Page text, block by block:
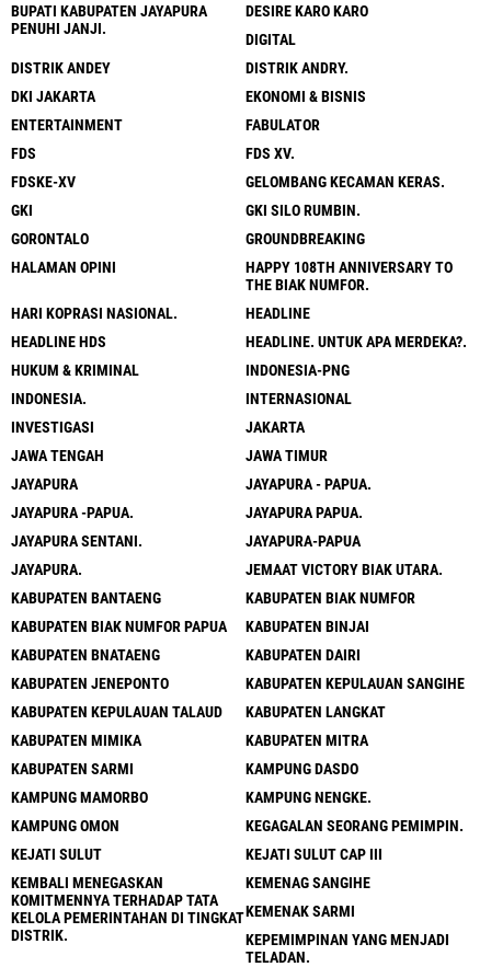
BUPATI KABUPATEN JAYAPURA
PENUHI JANJI.
DESIRE KARO KARO
DIGITAL
DISTRIK ANDEY
DISTRIK ANDRY.
DKI JAKARTA
EKONOMI & BISNIS
ENTERTAINMENT
FABULATOR
FDS
FDS XV.
FDSKE-XV
GELOMBANG KECAMAN KERAS.
GKI
GKI SILO RUMBIN.
GORONTALO
GROUNDBREAKING
HALAMAN OPINI
HAPPY 108TH ANNIVERSARY TO
THE BIAK NUMFOR.
HARI KOPRASI NASIONAL.
HEADLINE
HEADLINE HDS
HEADLINE. UNTUK APA MERDEKA?.
HUKUM & KRIMINAL
INDONESIA-PNG
INDONESIA.
INTERNASIONAL
INVESTIGASI
JAKARTA
JAWA TENGAH
JAWA TIMUR
JAYAPURA
JAYAPURA - PAPUA.
JAYAPURA -PAPUA.
JAYAPURA PAPUA.
JAYAPURA SENTANI.
JAYAPURA-PAPUA
JAYAPURA.
JEMAAT VICTORY BIAK UTARA.
KABUPATEN BANTAENG
KABUPATEN BIAK NUMFOR
KABUPATEN BIAK NUMFOR PAPUA
KABUPATEN BINJAI
KABUPATEN BNATAENG
KABUPATEN DAIRI
KABUPATEN JENEPONTO
KABUPATEN KEPULAUAN SANGIHE
KABUPATEN KEPULAUAN TALAUD
KABUPATEN LANGKAT
KABUPATEN MIMIKA
KABUPATEN MITRA
KABUPATEN SARMI
KAMPUNG DASDO
KAMPUNG MAMORBO
KAMPUNG NENGKE.
KAMPUNG OMON
KEGAGALAN SEORANG PEMIMPIN.
KEJATI SULUT
KEJATI SULUT CAP III
KEMBALI MENEGASKAN
KOMITMENNYA TERHADAP TATA
KELOLA PEMERINTAHAN DI TINGKAT
DISTRIK.
KEMENAG SANGIHE
KEMENAK SARMI
KEPEMIMPINAN YANG MENJADI
TELADAN.